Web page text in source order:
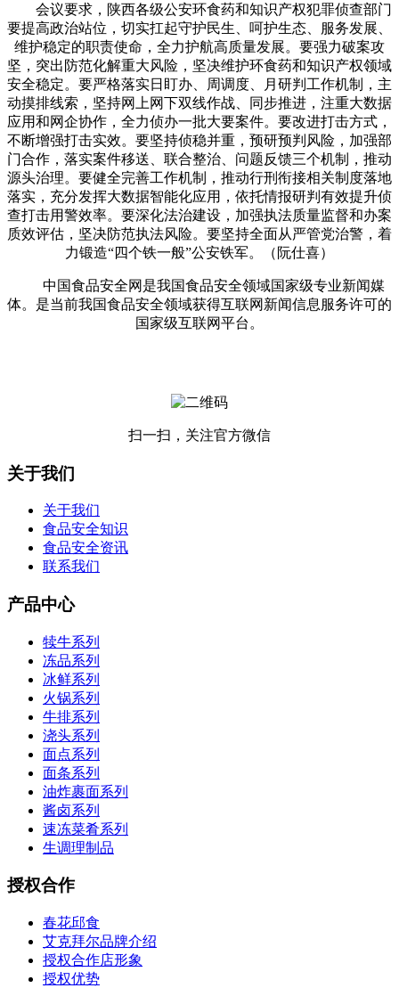
会议要求，陕西各级公安环食药和知识产权犯罪侦查部门
要提高政治站位，切实扛起守护民生、呵护生态、服务发展、
维护稳定的职责使命，全力护航高质量发展。要强力破案攻
坚，突出防范化解重大风险，坚决维护环食药和知识产权领域
安全稳定。要严格落实日盯办、周调度、月研判工作机制，主
动摸排线索，坚持网上网下双线作战、同步推进，注重大数据
应用和网企协作，全力侦办一批大要案件。要改进打击方式，
不断增强打击实效。要坚持侦稳并重，预研预判风险，加强部
门合作，落实案件移送、联合整治、问题反馈三个机制，推动
源头治理。要健全完善工作机制，推动行刑衔接相关制度落地
落实，充分发挥大数据智能化应用，依托情报研判有效提升侦
查打击用警效率。要深化法治建设，加强执法质量监督和办案
质效评估，坚决防范执法风险。要坚持全面从严管党治警，着
力锻造“四个铁一般”公安铁军。（阮仕喜）
中国食品安全网是我国食品安全领域国家级专业新闻媒
体。是当前我国食品安全领域获得互联网新闻信息服务许可的
国家级互联网平台。
扫一扫，关注官方微信
关于我们
关于我们
食品安全知识
食品安全资讯
联系我们
产品中心
犊牛系列
冻品系列
冰鲜系列
火锅系列
牛排系列
浇头系列
面点系列
面条系列
油炸裹面系列
酱卤系列
速冻菜肴系列
生调理制品
授权合作
春花邱食
艾克拜尔品牌介绍
授权合作店形象
授权优势